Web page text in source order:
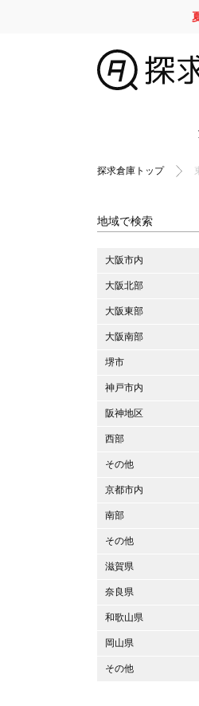
探求倉庫トップ
地域で検索
大阪市内
大阪北部
大阪東部
大阪南部
堺市
神戸市内
阪神地区
西部
その他
京都市内
南部
その他
滋賀県
奈良県
和歌山県
岡山県
その他